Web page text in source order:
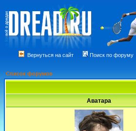
Вернуться на сайт Поиск по форуму
Список форумов
Аватара